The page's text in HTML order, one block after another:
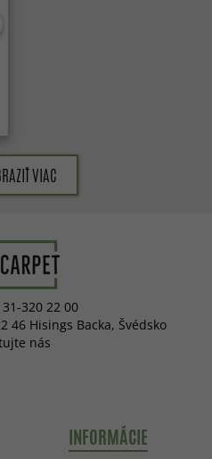
VIAC
320 22 00
46 Hisings Backa, Švédsko
nás
INFORMÁCIE